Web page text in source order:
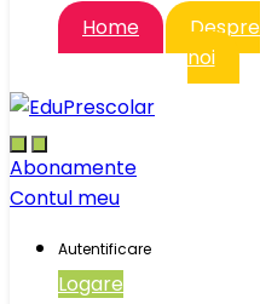
Home
Despre
noi
Abonamente
Contul meu
Autentificare
Logare